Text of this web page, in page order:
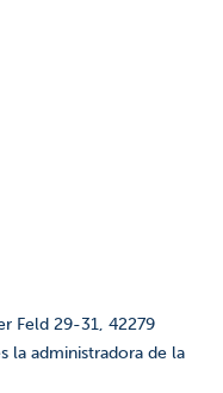
Feld 29-31, 42279
la administradora de la